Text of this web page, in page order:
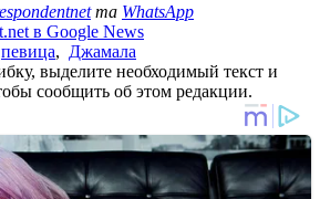
та WhatsApp
в Google News
певица, Джамала
выделите необходимый текст и
сообщить об этом редакции.